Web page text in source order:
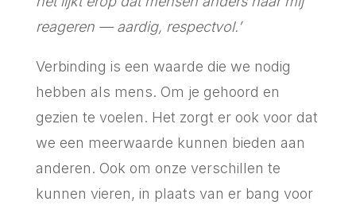
reageren — aardig, respectvol.’
Verbinding is een waarde die we nodig
hebben als mens. Om je gehoord en
gezien te voelen. Het zorgt er ook voor dat
we een meerwaarde kunnen bieden aan
anderen. Ook om onze verschillen te
kunnen vieren, in plaats van er bang voor